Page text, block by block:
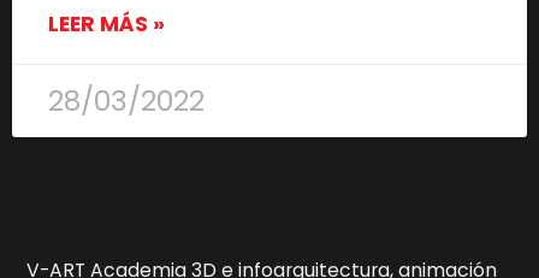
LEER MÁS »
28/03/2022
V-ART Academia 3D e infoarquitectura, animación